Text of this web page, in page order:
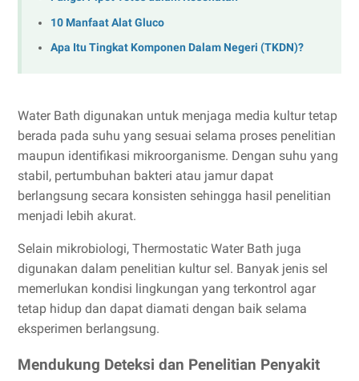
10 Manfaat Alat Gluco
Apa Itu Tingkat Komponen Dalam Negeri (TKDN)?
Water Bath digunakan untuk menjaga media kultur tetap
berada pada suhu yang sesuai selama proses penelitian
maupun identifikasi mikroorganisme. Dengan suhu yang
stabil, pertumbuhan bakteri atau jamur dapat
berlangsung secara konsisten sehingga hasil penelitian
menjadi lebih akurat.
Selain mikrobiologi, Thermostatic Water Bath juga
digunakan dalam penelitian kultur sel. Banyak jenis sel
memerlukan kondisi lingkungan yang terkontrol agar
tetap hidup dan dapat diamati dengan baik selama
eksperimen berlangsung.
Mendukung Deteksi dan Penelitian Penyakit